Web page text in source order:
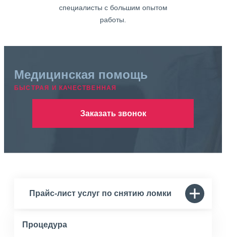
специалисты с большим опытом
работы.
Медицинская помощь
БЫСТРАЯ И КАЧЕСТВЕННАЯ
Заказать звонок
Прайс-лист услуг по снятию ломки
Процедура